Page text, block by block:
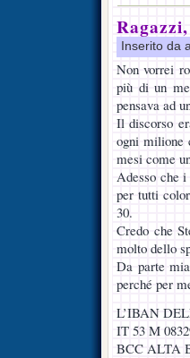
Inserito da
Non vorrei
più di un
pensava ad
Il discorso
ogni milione
mesi come
Adesso che
per tutti
30.
Credo che
molto dello
Da parte
perché per
L’IBAN
IT 53 M
BCC ALTA